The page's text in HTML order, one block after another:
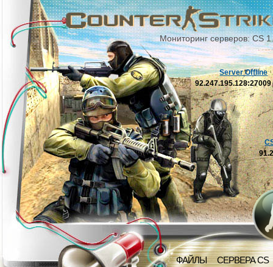
Мониторинг серверов: CS
ФАЙЛЫ СЕРВЕРА CS
Server Offline
92.247.195.128:27009